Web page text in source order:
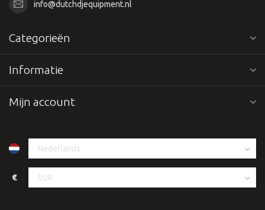
info@dutchdjequipment.nl
Categorieën
Informatie
Mijn account
€